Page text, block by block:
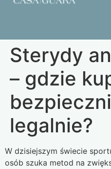
Sterydy
– gdzie
legalnie?
W dzisiejszym świecie
osób szuka metod na